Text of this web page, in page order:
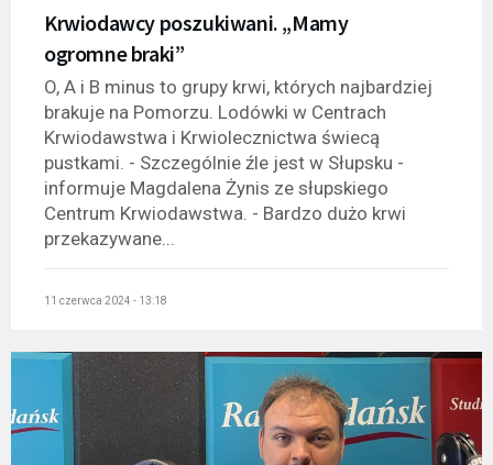
Krwiodawcy poszukiwani. „Mamy
ogromne braki”
O, A i B minus to grupy krwi, których najbardziej
brakuje na Pomorzu. Lodówki w Centrach
Krwiodawstwa i Krwiolecznictwa świecą
pustkami. - Szczególnie źle jest w Słupsku -
informuje Magdalena Żynis ze słupskiego
Centrum Krwiodawstwa. - Bardzo dużo krwi
przekazywane...
11 czerwca 2024 - 13:18